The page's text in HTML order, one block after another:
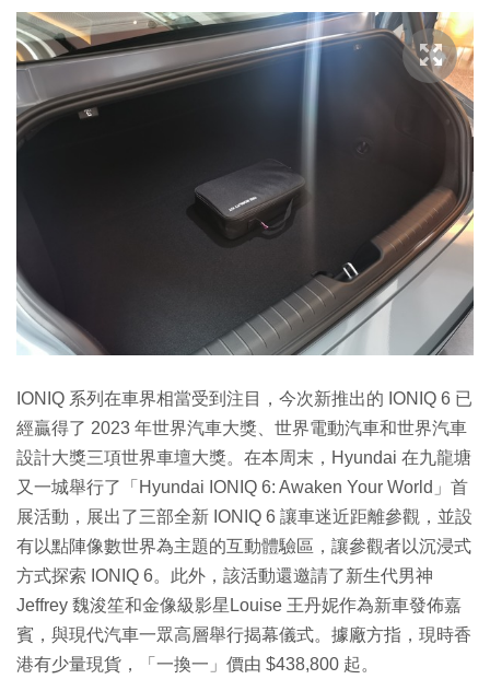
IONIQ 系列在車界相當受到注目，今次新推出的 IONIQ 6 已
經贏得了 2023 年世界汽車大獎、世界電動汽車和世界汽車
設計大獎三項世界車壇大獎。在本周末，Hyundai 在九龍塘
又一城舉行了「Hyundai IONIQ 6: Awaken Your World」首
展活動，展出了三部全新 IONIQ 6 讓車迷近距離參觀，並設
有以點陣像數世界為主題的互動體驗區，讓參觀者以沉浸式
方式探索 IONIQ 6。此外，該活動還邀請了新生代男神
Jeffrey 魏浚笙和金像級影星Louise 王丹妮作為新車發佈嘉
賓，與現代汽車一眾高層舉行揭幕儀式。據廠方指，現時香
港有少量現貨，「一換一」價由 $438,800 起。